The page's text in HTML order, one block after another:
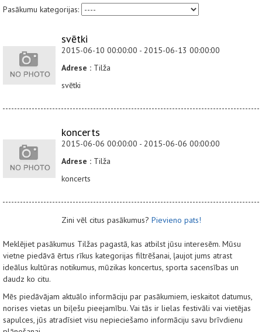
Pasākumu kategorijas:
svētki
2015-06-10 00:00:00 - 2015-06-13 00:00:00
Adrese : Tilža
svētki
koncerts
2015-06-06 00:00:00 - 2015-06-06 00:00:00
Adrese : Tilža
koncerts
Zini vēl citus pasākumus? Pievieno pats!
Meklējiet pasākumus Tilžas pagastā, kas atbilst jūsu interesēm. Mūsu
vietne piedāvā ērtus rīkus kategorijas filtrēšanai, ļaujot jums atrast
ideālus kultūras notikumus, mūzikas koncertus, sporta sacensības un
daudz ko citu.
Mēs piedāvājam aktuālo informāciju par pasākumiem, ieskaitot datumus,
norises vietas un biļešu pieejamību. Vai tās ir lielas festivāli vai vietējas
sapulces, jūs atradīsiet visu nepieciešamo informāciju savu brīvdienu